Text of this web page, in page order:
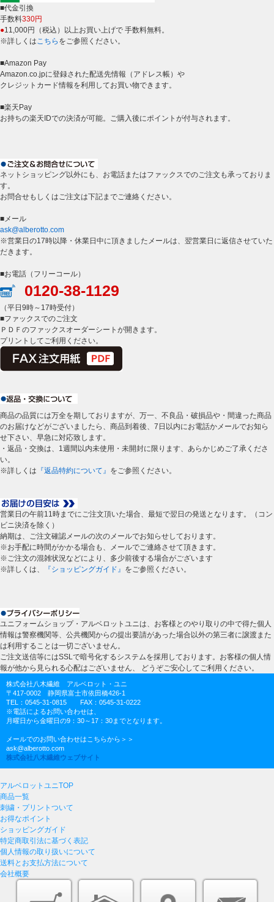
■代金引換
手数料330円
●11,000円（税込）以上お買い上げで 手数料無料。
※詳しくはこちら をご参照ください。
■Amazon Pay
Amazon.co.jpに登録された配送先情報（アドレス帳）や
クレジットカード情報を利用してお買い物できます。
■楽天Pay
お持ちの楽天IDでの決済が可能。ご購入後にポイントが付与されます。
ネットショッピング以外にも、お電話またはファックスでのご注文も承っておりま
す。
お問合せもしくはご注文は下記までご連絡ください。
■メール
ask@alberotto.com
※営業日の17時以降・休業日中に頂きましたメールは、翌営業日に返信させていた
だきます。
■お電話（フリーコール）
0120-38-1129
（平日9時～17時受付）
■ファックスでのご注文
ＰＤＦのファックスオーダーシートが開きます。
プリントしてご利用ください。
商品の品質には万全を期しておりますが、万一、不良品・破損品や・間違った商品
のお届けなどがございましたら、商品到着後、7日以内にお電話かメールでお知ら
せ下さい、早急に対応致します。
・返品・交換は、1週間以内未使用・未開封に限ります、あらかじめご了承くださ
い。
※詳しくは 『返品特約について』 をご参照ください。
営業日の午前11時までにご注文頂いた場合、最短で翌日の発送となります。（コン
ビニ決済を除く）
納期は、ご注文確認メールの次のメールでお知らせしております。
※お手配に時間がかかる場合も、メールでご連絡させて頂きます。
※ご注文の混雑状況などにより、多少前後する場合がございます
※詳しくは、
『ショッピングガイド』 をご参照ください。
ユニフォームショップ・アルベロットユニは、お客様とのやり取りの中で得た個人
情報は警察機関等、公共機関からの提出要請があった場合以外の第三者に譲渡また
は利用することは一切ございません。
ご注文送信等にはSSLで暗号化するシステムを採用しております。お客様の個人情
報が他から見られる心配はございません、 どうぞご安心してご利用ください。
株式会社八木繊維 アルベロット・ユニ
〒417-0002 静岡県富士市依田橋426-1
TEL：0545-31-0815 FAX：0545-31-0222
※電話によるお問い合わせは、
月曜日から金曜日の9：30～17：30までとなります。
メールでのお問い合わせはこちらから＞＞
ask@alberotto.com
株式会社八木繊維ウェブサイト
アルベロットユニTOP
商品一覧
刺繍・プリントついて
お得なポイント
ショッピングガイド
特定商取引法に基づく表記
個人情報の取り扱いについて
送料とお支払方法について
会社概要